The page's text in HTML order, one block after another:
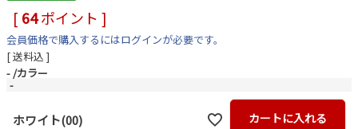
[ 64ポイント ]
会員価格で購入するにはログインが必要です。
送料込
- カラー
-
ホワイト(00) カートに入れる